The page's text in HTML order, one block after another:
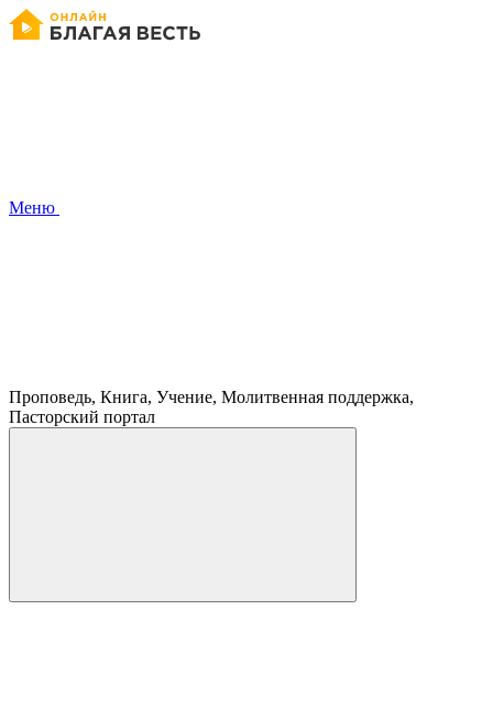
Меню
Проповедь, Книга, Учение, Молитвенная поддержка,
Пасторский портал